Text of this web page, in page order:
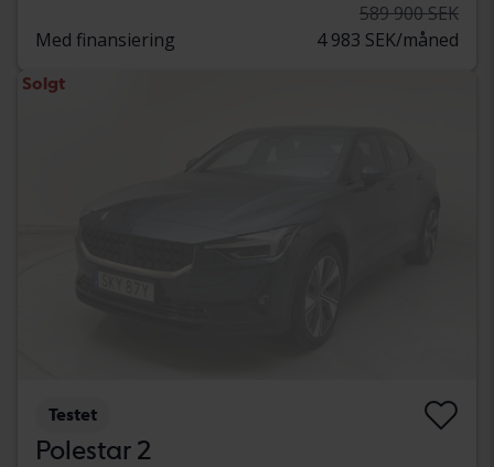
589 900 SEK
Med finansiering
4 983 SEK/måned
Solgt
Testet
Polestar 2